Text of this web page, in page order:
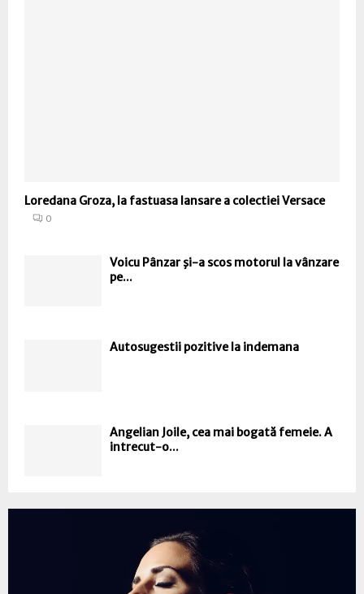
Loredana Groza, la fastuasa lansare a colectiei Versace
0
Voicu Pânzar şi-a scos motorul la vânzare
pe...
Autosugestii pozitive la indemana
Angelian Joile, cea mai bogată femeie. A
intrecut-o...